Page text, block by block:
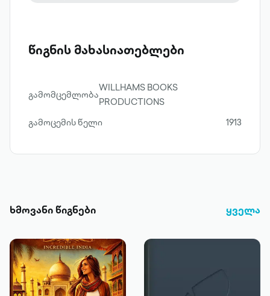
წიგნის მახასიათებლები
გამომცემლობა
WILLHAMS BOOKS
PRODUCTIONS
გამოცემის წელი
1913
ხმოვანი წიგნები ყველა